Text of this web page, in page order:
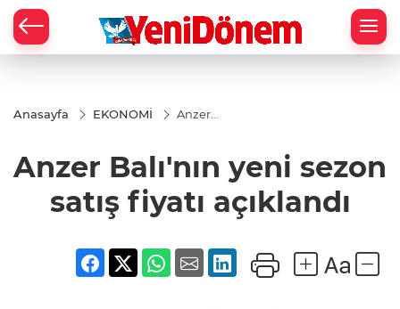
Anasayfa EKONOMİ
Anzer
satış
açıklandı
Anzer Balı'nın yeni sezon
satış fiyatı açıklandı